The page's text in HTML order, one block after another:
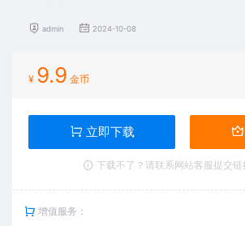
admin 2024-10-08
¥ 9.9 金币
立即下载
下载不了？请联系网站客服提交链
增值服务：